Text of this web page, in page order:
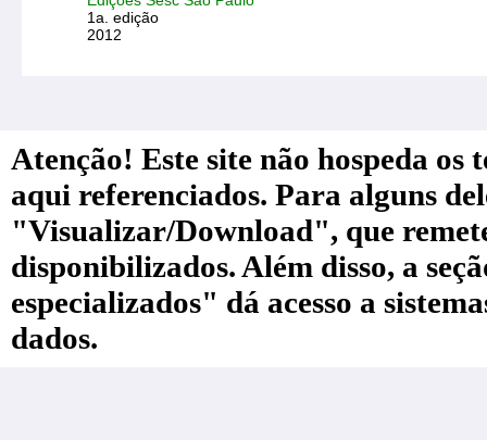
1a. edição
2012
Atenção! Este site não hospeda
aqui referenciados. Para alguns
"Visualizar/Download", que
disponibilizados. Além disso, a
especializados" dá acesso a
dados.